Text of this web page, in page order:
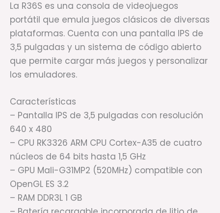
La R36S es una consola de videojuegos
portátil que emula juegos clásicos de diversas
plataformas. Cuenta con una pantalla IPS de
3,5 pulgadas y un sistema de código abierto
que permite cargar más juegos y personalizar
los emuladores.
Características
– Pantalla IPS de 3,5 pulgadas con resolución
640 x 480
– CPU RK3326 ARM CPU Cortex-A35 de cuatro
núcleos de 64 bits hasta 1,5 GHz
– GPU Mali-G31MP2 (520MHz) compatible con
OpenGL ES 3.2
– RAM DDR3L 1 GB